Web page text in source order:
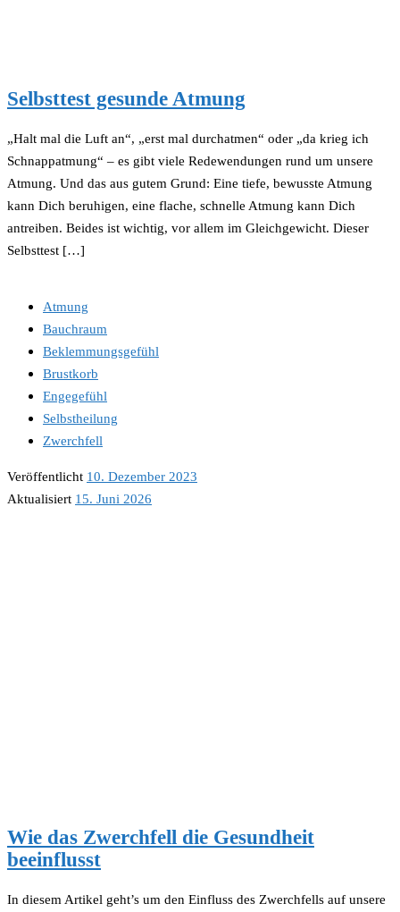
Selbsttest gesunde Atmung
„Halt mal die Luft an“, „erst mal durchatmen“ oder „da krieg ich
Schnappatmung“ – es gibt viele Redewendungen rund um unsere
Atmung. Und das aus gutem Grund: Eine tiefe, bewusste Atmung
kann Dich beruhigen, eine flache, schnelle Atmung kann Dich
antreiben. Beides ist wichtig, vor allem im Gleichgewicht. Dieser
Selbsttest […]
Atmung
Bauchraum
Beklemmungsgefühl
Brustkorb
Engegefühl
Selbstheilung
Zwerchfell
Veröffentlicht 10. Dezember 2023
Aktualisiert 15. Juni 2026
Wie das Zwerchfell die Gesundheit
beeinflusst
In diesem Artikel geht’s um den Einfluss des Zwerchfells auf unsere